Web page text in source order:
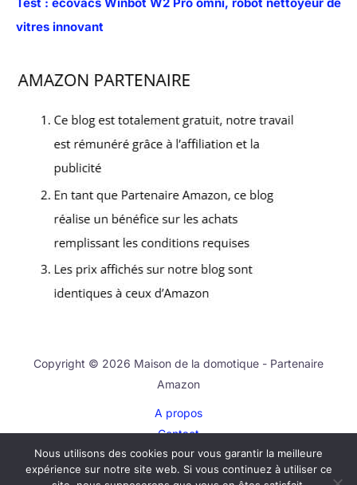
vitres innovant
Copyright © 2026 Maison de la domotique - Partenaire
Amazon
A propos
Contact
Plan du site
Mentions légales
Nous utilisons des cookies pour vous garantir la meilleure
expérience sur notre site web. Si vous continuez à utiliser ce